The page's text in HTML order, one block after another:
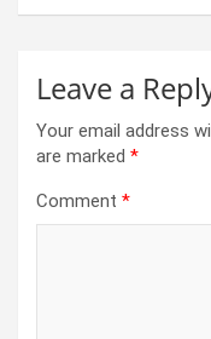
Leave a
Your email address
are marked *
Comment *